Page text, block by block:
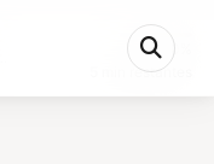
5 min restantes